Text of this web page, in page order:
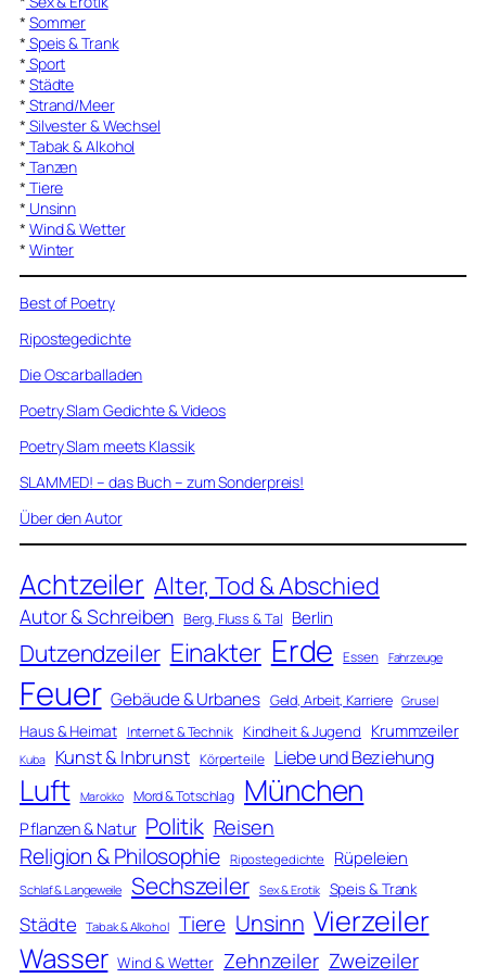
* Sommer
* Speis & Trank
* Sport
* Städte
* Strand/Meer
* Silvester & Wechsel
* Tabak & Alkohol
* Tanzen
* Tiere
* Unsinn
* Wind & Wetter
* Winter
Best of Poetry
Ripostegedichte
Die Oscarballaden
Poetry Slam Gedichte & Videos
Poetry Slam meets Klassik
SLAMMED! – das Buch – zum Sonderpreis!
Über den Autor
Achtzeiler Alter, Tod & Abschied
Autor & Schreiben Berg, Fluss & Tal Berlin
Dutzendzeiler Einakter Erde Essen Fahrzeuge
Feuer Gebäude & Urbanes Geld, Arbeit, Karriere Grusel
Haus & Heimat Internet & Technik Kindheit & Jugend Krummzeiler
Kuba Kunst & Inbrunst Körperteile Liebe und Beziehung
Luft Marokko Mord & Totschlag München
Pflanzen & Natur Politik Reisen
Religion & Philosophie Ripostegedichte Rüpeleien
Schlaf & Langeweile Sechszeiler Sex & Erotik Speis & Trank
Städte Tabak & Alkohol Tiere Unsinn Vierzeiler
Wasser Wind & Wetter Zehnzeiler Zweizeiler